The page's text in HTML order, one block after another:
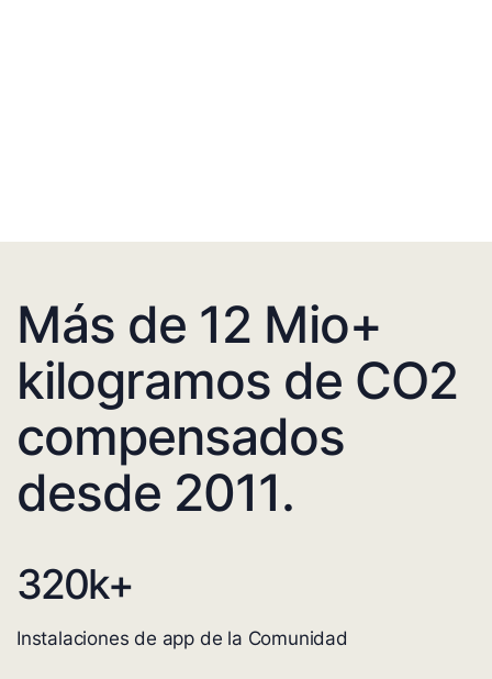
Más de 12 Mio+
kilogramos de CO2
compensados
desde 2011.
320k+
Instalaciones de app de la Comunidad